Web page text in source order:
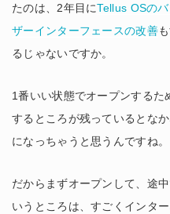
たのは、2年目にTellus OSの
ザーインターフェースの改善
るじゃないですか。
1番いい状態でオープンするた
するところが残っているとな
になっちゃうと思うんですね。
だからまずオープンして、途
いうところは、すごくインタ